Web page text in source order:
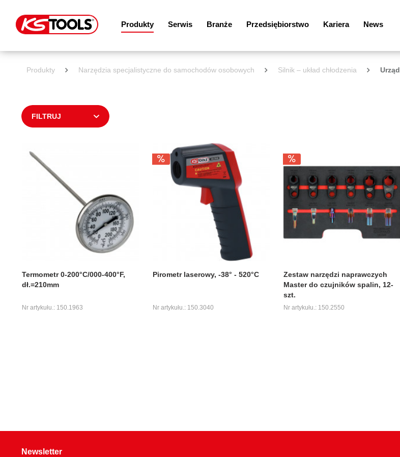
Produkty Serwis Branże Przedsiębiorstwo Kariera News
Produkty Narzędzia specjalistyczne do samochodów osobowych Silnik – układ chłodzenia
FILTRUJ
Termometr 0-200°C/000-400°F,
dł.=210mm
Nr artykułu.: 150.1963
Pirometr laserowy, -38° - 520°C
Nr artykułu.: 150.3040
Zestaw narzędzi naprawczych
Master do czujników spalin, 12-
szt.
Nr artykułu.: 150.2550
Newsletter